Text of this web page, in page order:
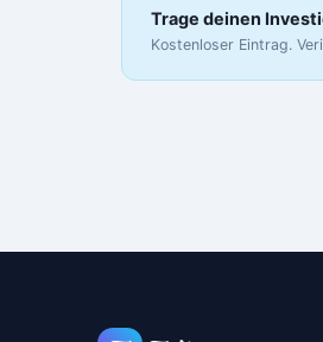
Trage deinen
Kostenloser Eintrag.